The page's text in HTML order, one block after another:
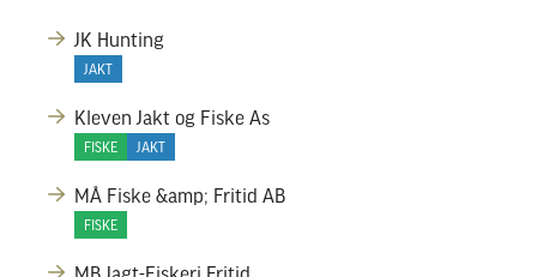
JK Hunting
JAKT
Kleven Jakt og Fiske As
FISKE JAKT
MÅ Fiske &amp; Fritid AB
FISKE
MB Jagt-Fiskeri.Fritid